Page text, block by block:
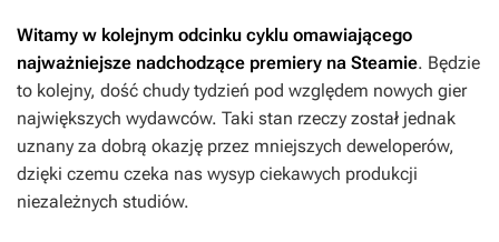
Witamy w kolejnym odcinku cyklu omawiającego
najważniejsze nadchodzące premiery na Steamie. Będzie
to kolejny, dość chudy tydzień pod względem nowych gier
największych wydawców. Taki stan rzeczy został jednak
uznany za dobrą okazję przez mniejszych deweloperów,
dzięki czemu czeka nas wysyp ciekawych produkcji
niezależnych studiów.